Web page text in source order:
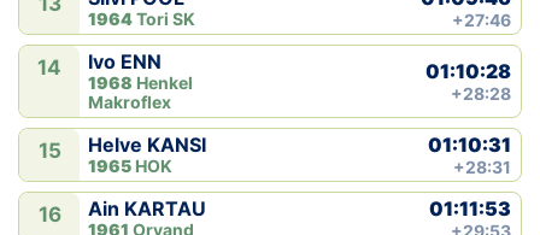
1964Tori SK +27:46
14 Ivo ENN
1968 Henkel
Makroflex
01:10:28
+28:28
15 Helve KANSI
1965 HOK
01:10:31
+28:31
16 Ain KARTAU
1961 Orvand
01:11:53
+29:53